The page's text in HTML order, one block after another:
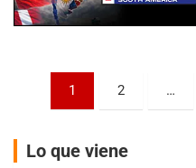
Paginación
entradas
1 2 …
Lo que viene
Ciudad de Trenque Lauquen (Asfalto)
Trenque Lauquen (Buenos Aires)
Parque de la Velocidad (Asfalto)
Villaguay (Entre Ríos)
El Cerro (Tierra)
Victoria (Entre Ríos)